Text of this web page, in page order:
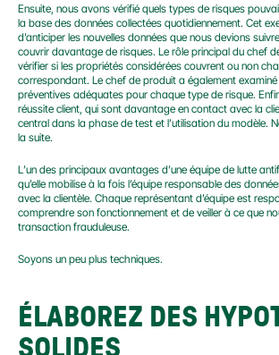
Ensuite, nous avons vérifié quels types de risques
la base des données collectées quotidiennement. Cet
d’anticiper les nouvelles données que nous devions
couvrir davantage de risques. Le rôle principal du chef
vérifier si les propriétés considérées couvrent ou non
correspondant. Le chef de produit a également
préventives adéquates pour chaque type de risque.
réussite client, qui sont davantage en contact avec la
central dans la phase de test et l’utilisation du modèle.
la suite.
L’un des principaux avantages d’une équipe de lutte
qu’elle mobilise à la fois l’équipe responsable des
avec la clientèle. Chaque représentant d’équipe est
comprendre son fonctionnement et de veiller à ce que
transaction frauduleuse.
Soyons un peu plus techniques.
ÉLABOREZ DES
SOLIDES